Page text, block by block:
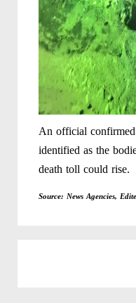
An official
identified as the
death toll could rise.
Source: News Agencies,